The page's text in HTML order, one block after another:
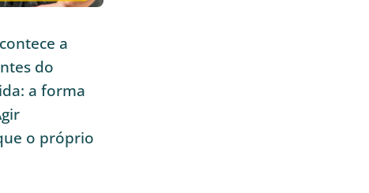
a
do
a forma
o próprio